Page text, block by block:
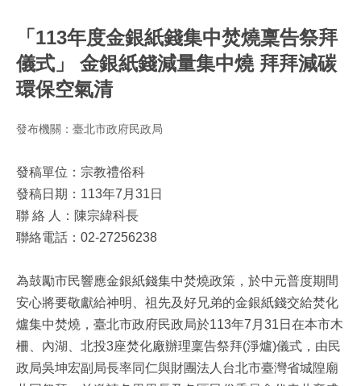
「113年度金銀紙錢集中焚燒稟告祭拜
儀式」 金銀紙錢減量集中燒 拜拜減碳
環保空氣清
發布機關：臺北市政府民政局
發稿單位：宗教禮俗科
發稿日期：113年7月31日
聯 絡 人：陳宗緯科長
聯絡電話：02-27256238
為鼓勵市民響應金銀紙錢集中焚燒政策，於中元普度期間
安心將要敬獻給神明、祖先及好兄弟的金銀紙錢交給焚化
爐集中焚燒，臺北市政府民政局於113年7月31日在本市木
柵、內湖、北投3座焚化廠辦理稟告祭拜(淨爐)儀式，由民
政局吳坤宏副局長率同仁與財團法人台北市臺灣省城隍廟